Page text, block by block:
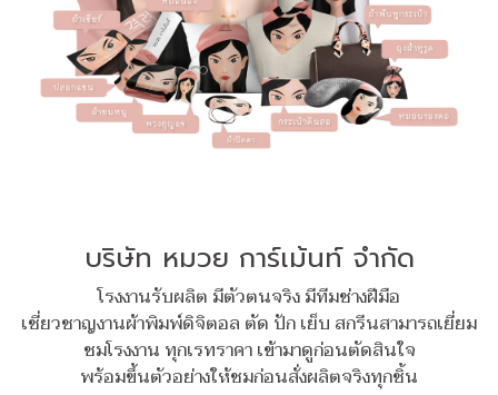
บริษัท หมวย การ์เม้นท์ จำกัด
โรงงานรับผลิต มีตัวตนจริง มีทีมช่างฝีมือ
เชี่ยวชาญงานผ้าพิมพ์ดิจิตอล ตัด ปัก เย็บ สกรีนสามารถเยี่ยม
ชมโรงงาน ทุกเรทราคา เข้ามาดูก่อนตัดสินใจ
พร้อมขึ้นตัวอย่างให้ชมก่อนสั่งผลิตจริงทุกชิ้น